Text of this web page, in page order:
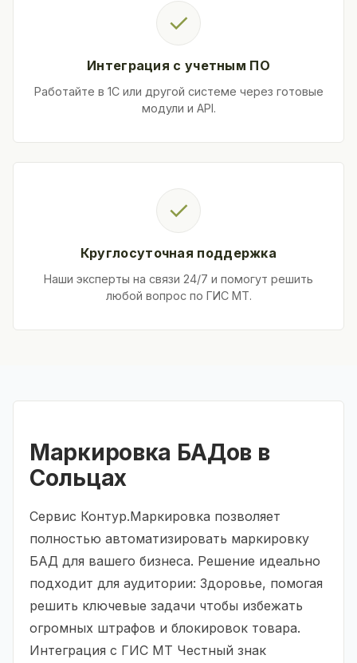
✓
Интеграция с учетным ПО
Работайте в 1С или другой системе через готовые
модули и API.
✓
Круглосуточная поддержка
Наши эксперты на связи 24/7 и помогут решить
любой вопрос по ГИС МТ.
Маркировка БАДов в
Сольцах
Сервис Контур.Маркировка позволяет
полностью автоматизировать маркировку
БАД для вашего бизнеса. Решение идеально
подходит для аудитории: Здоровье, помогая
решить ключевые задачи чтобы избежать
огромных штрафов и блокировок товара.
Интеграция с ГИС МТ Честный знак